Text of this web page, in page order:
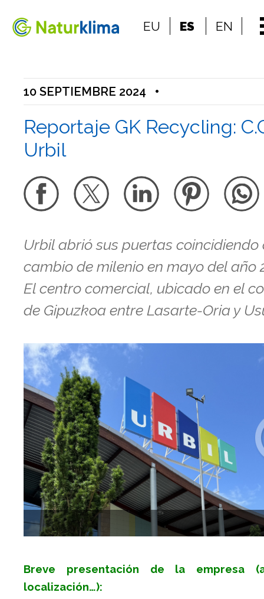
Ir a los contenidos
EU ES EN
10 SEPTIEMBRE 2024 •
Reportaje GK Recycling:
Urbil
Urbil abrió sus puertas coincidiendo
cambio de milenio en mayo del año
El centro comercial, ubicado en el
de Gipuzkoa entre Lasarte-Oria y
Anterior
Breve presentación de la empresa
localización…):